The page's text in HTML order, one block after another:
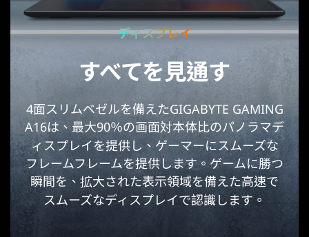
ディスプレイ
すべてを見通す
4面スリムベゼルを備えたGIGABYTE GAMING
A16は、最大90％の画面対本体比のパノラマデ
ィスプレイを提供し、ゲーマーにスムーズな
フレームフレームを提供します。ゲームに勝つ
瞬間を、拡大された表示領域を備えた高速で
スムーズなディスプレイで認識します。